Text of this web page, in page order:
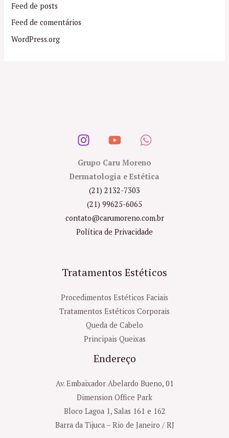
Feed de posts
Feed de comentários
WordPress.org
Grupo Caru Moreno
Dermatologia e Estética
(21) 2132-7303
(21) 99625-6065
contato@carumoreno.com.br
Política de Privacidade
Tratamentos Estéticos
Procedimentos Estéticos Faciais
Tratamentos Estéticos Corporais
Queda de Cabelo
Principais Queixas
Endereço
Av. Embaixador Abelardo Bueno, 01
Dimension Office Park
Bloco Lagoa 1, Salas 161 e 162
Barra da Tijuca – Rio de Janeiro / RJ